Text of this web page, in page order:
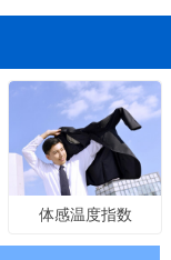
体感温度指数